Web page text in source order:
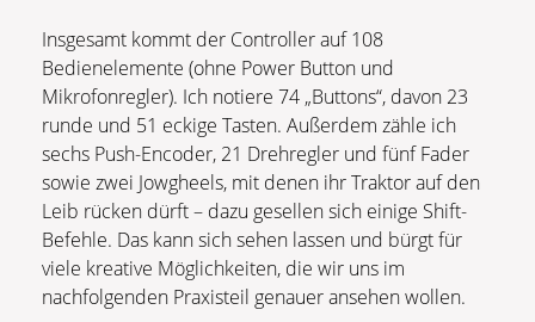
Insgesamt kommt der Controller auf 108
Bedienelemente (ohne Power Button und
Mikrofonregler). Ich notiere 74 „Buttons“, davon 23
runde und 51 eckige Tasten. Außerdem zähle ich
sechs Push-Encoder, 21 Drehregler und fünf Fader
sowie zwei Jowgheels, mit denen ihr Traktor auf den
Leib rücken dürft – dazu gesellen sich einige Shift-
Befehle. Das kann sich sehen lassen und bürgt für
viele kreative Möglichkeiten, die wir uns im
nachfolgenden Praxisteil genauer ansehen wollen.